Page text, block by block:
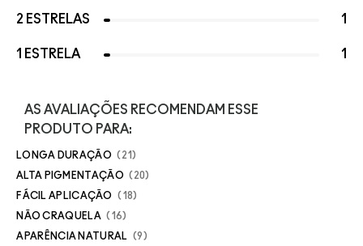
2 ESTRELAS 1
1 ESTRELA 1
AS AVALIAÇÕES RECOMENDAM ESSE
PRODUTO PARA:
LONGA DURAÇÃO 21
ALTA PIGMENTAÇÃO 20
FÁCIL APLICAÇÃO 18
NÃO CRAQUELA 16
APARÊNCIA NATURAL 9